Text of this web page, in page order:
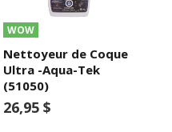
WOW
Nettoyeur de Coque
Ultra -Aqua-Tek
(51050)
26,95 $